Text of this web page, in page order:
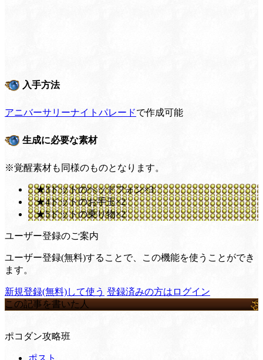
入手方法
アニバーサリーナイトパレードで作成可能
生成に必要な素材
※覚醒素材も同様のものとなります。
★3ドットのヘッドフォン×3
★4ドットのお手玉×2
★5ドットの乗り物×2
ユーザー登録のご案内
ユーザー登録(無料)することで、この機能を使うことができ
ます。
新規登録(無料)して使う 登録済みの方はログイン
この記事を書いた人
ポコダン攻略班